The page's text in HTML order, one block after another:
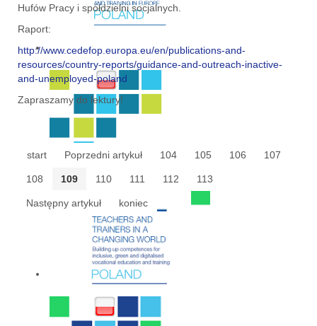
Hufów Pracy i spółdzielni socjalnych.
Raport:
http://www.cedefop.europa.eu/en/publications-and-
resources/country-reports/guidance-and-outreach-inactive-
and-unemployed-poland
Zapraszamy do lektury!
start Poprzedni artykuł 104 105 106 107
108 109 110 111 112 113
Następny artykuł koniec